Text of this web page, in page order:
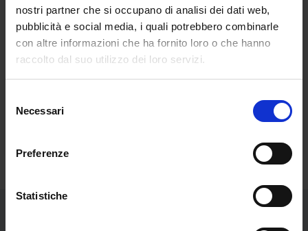
nostri partner che si occupano di analisi dei dati web,
pubblicità e social media, i quali potrebbero combinarle
con altre informazioni che ha fornito loro o che hanno
raccolto dal suo utilizzo dei loro servizi.
delNecessari
Preferenze
Statistiche